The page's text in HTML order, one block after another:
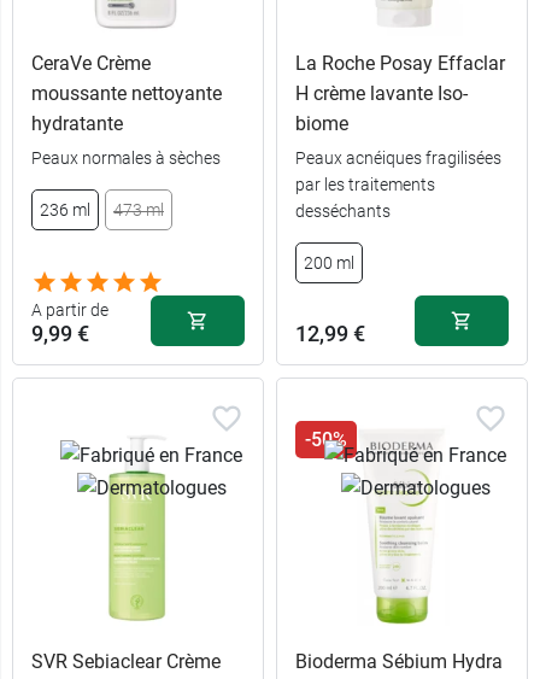
236 ml
473 ml 11,19 €
CeraVe Crème
moussante nettoyante
hydratante
Peaux normales à sèches
236 ml 473 ml
A partir de
9,99 €
La Roche Posay Effaclar
H crème lavante Iso-
biome
Peaux acnéiques fragilisées
par les traitements
desséchants
200 ml
12,99 €
SVR Sebiaclear Crème
-50%
Bioderma Sébium Hydra